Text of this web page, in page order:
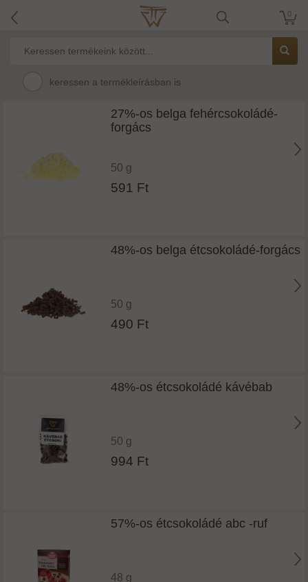
0
keressen a termékleírásban is
27%-os belga fehércsokoládé-
forgács
50 g
591 Ft
48%-os belga étcsokoládé-forgács
50 g
490 Ft
48%-os étcsokoládé kávébab
50 g
994 Ft
57%-os étcsokoládé abc -ruf
48 g